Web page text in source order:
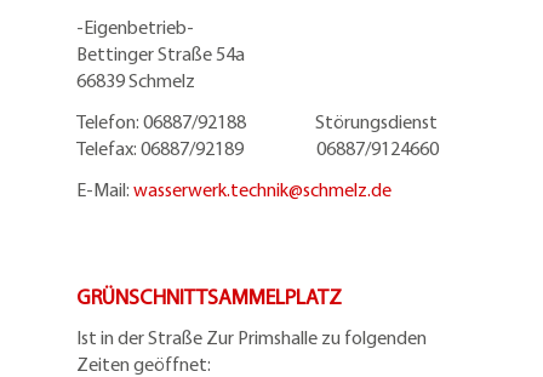
-Eigenbetrieb-
Bettinger Straße 54a
66839 Schmelz
Telefon: 06887/92188 Störungsdienst
Telefax: 06887/92189 06887/9124660
E-Mail: wasserwerk.technik@schmelz.de
GRÜNSCHNITTSAMMELPLATZ
Ist in der Straße Zur Primshalle zu folgenden
Zeiten geöffnet: